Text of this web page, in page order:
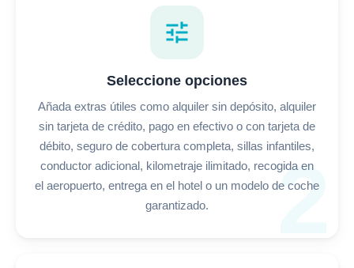
2
tune
Seleccione opciones
Añada extras útiles como alquiler sin depósito, alquiler
sin tarjeta de crédito, pago en efectivo o con tarjeta de
débito, seguro de cobertura completa, sillas infantiles,
conductor adicional, kilometraje ilimitado, recogida en
el aeropuerto, entrega en el hotel o un modelo de coche
garantizado.